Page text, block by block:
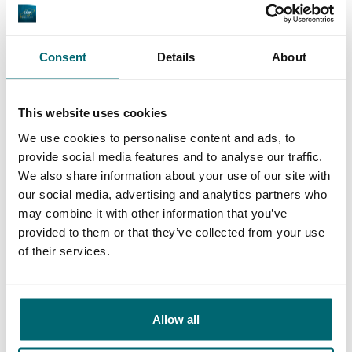
Consent Details About
This website uses cookies
We use cookies to personalise content and ads, to
provide social media features and to analyse our traffic.
We also share information about your use of our site with
our social media, advertising and analytics partners who
may combine it with other information that you’ve
provided to them or that they’ve collected from your use
of their services.
Allow all
Allgemein
9,2
Anlagen
Seit 2017 buche ich jährlich einen Urlaub bei
9,4
Unser Angebot
9,3
Betreuung